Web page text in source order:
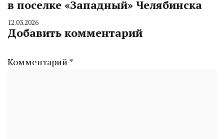
в поселке «Западный» Челябинска
By
CHELINDUSTRY
12.03.2026
Добавить комментарий
Комментарий *